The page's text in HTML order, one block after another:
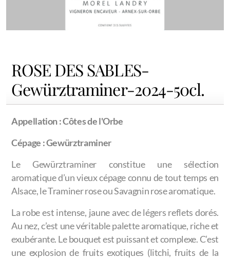
ROSE DES SABLES-
Gewürztraminer-2024-50cl.
Appellation : Côtes de l'Orbe
Cépage : Gewürztraminer
Le Gewürztraminer constitue une sélection
aromatique d’un vieux cépage connu de tout temps en
Alsace, le Traminer rose ou Savagnin rose aromatique.
La robe est intense, jaune avec de légers reflets dorés.
Au nez, c’est une véritable palette aromatique, riche et
exubérante. Le bouquet est puissant et complexe. C’est
une explosion de fruits exotiques (litchi, fruits de la